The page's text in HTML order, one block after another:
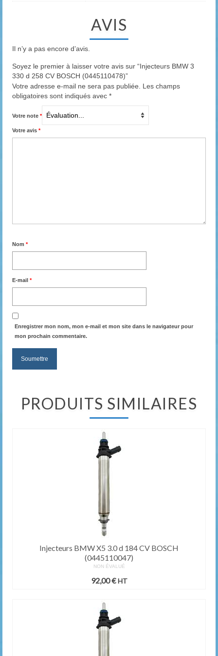
AVIS
Il n’y a pas encore d’avis.
Soyez le premier à laisser votre avis sur “Injecteurs BMW 3
330 d 258 CV BOSCH (0445110478)”
Votre adresse e-mail ne sera pas publiée.
Les champs
obligatoires sont indiqués avec *
Votre note *
Votre avis *
Nom *
E-mail *
Enregistrer mon nom, mon e-mail et mon site dans le navigateur pour
mon prochain commentaire.
PRODUITS SIMILAIRES
Injecteurs BMW X5 3.0 d 184 CV BOSCH
(0445110047)
NON ÉVALUÉ
92,00€ HT